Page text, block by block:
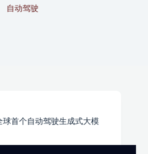
自动驾驶
球首个自动驾驶生成式大模